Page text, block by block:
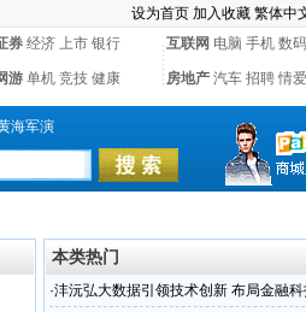
设为首页 加入收藏 繁体中
券 经济 上市 银行 互联网 电脑 手机 数码
游 单机 竞技 健康 房地产 汽车 招聘 情爱
海军演
本类热门
·沣沅弘大数据引领技术创新 布局金融